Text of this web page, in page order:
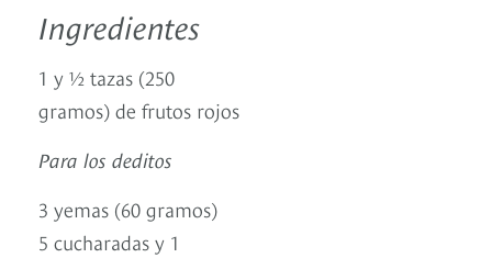
Ingredientes
1 y ½ tazas (250
gramos) de frutos rojos
Para los deditos
3 yemas (60 gramos)
5 cucharadas y 1